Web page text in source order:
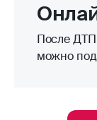
После ДТП
можно